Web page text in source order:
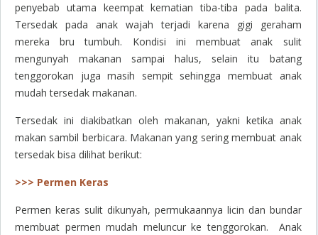
penyebab utama keempat kematian tiba-tiba pada balita.
Tersedak pada anak wajah terjadi karena gigi geraham
mereka bru tumbuh. Kondisi ini membuat anak sulit
mengunyah makanan sampai halus, selain itu batang
tenggorokan juga masih sempit sehingga membuat anak
mudah tersedak makanan.
Tersedak ini diakibatkan oleh makanan, yakni ketika anak
makan sambil berbicara. Makanan yang sering membuat anak
tersedak bisa dilihat berikut:
>>> Permen Keras
Permen keras sulit dikunyah, permukaannya licin dan bundar
membuat permen mudah meluncur ke tenggorokan. Anak